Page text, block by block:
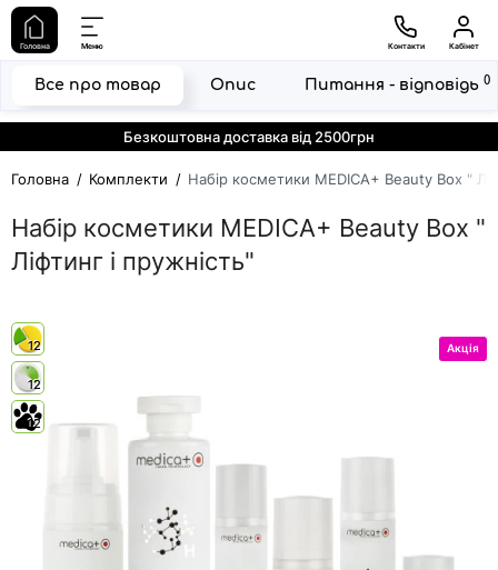
Безкоштовна доставка від 2500грн
Головна Меню Контакти Кабінет
Головна Комплекти Набір косметики MEDICA+ Beauty Box "
Набір косметики MEDICA+ Beauty Box "
Ліфтинг і пружність"
Все про товар Опис Питання - відповідь 0
12
12
12
Акція